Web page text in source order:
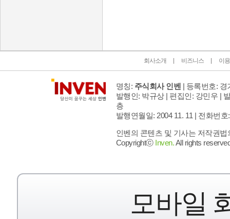
회사소개 비즈니스 이
명칭: 주식회사 인벤 | 등록번호: 경
발행인: 박규상 | 편집인: 강민우 |
층
발행연월일: 2004 11. 11 | 전화번호
인벤의 콘텐츠 및 기사는 저작권
Copyrightⓒ Inven.All rights
모바일